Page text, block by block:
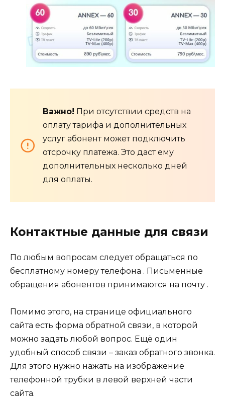
Важно! При отсутствии средств на
оплату тарифа и дополнительных
услуг абонент может подключить
отсрочку платежа. Это даст ему
дополнительных несколько дней
для оплаты.
Контактные данные для связи
По любым вопросам следует обращаться по
бесплатному номеру телефона . Письменные
обращения абонентов принимаются на почту .
Помимо этого, на странице официального
сайта есть форма обратной связи, в которой
можно задать любой вопрос. Ещё один
удобный способ связи – заказ обратного звонка.
Для этого нужно нажать на изображение
телефонной трубки в левой верхней части
сайта.